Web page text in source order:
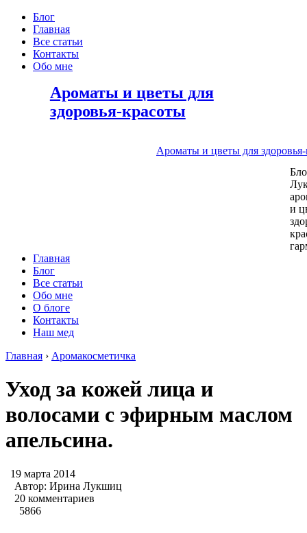
Блог
Главная
Все статьи
Контакты
Обо мне
Ароматы и цветы для
здоровья-красоты
Ароматы и цветы для
и
Главная
Блог
Все статьи
Обо мне
О блоге
Контакты
Наш мед
Главная › Аромакосметичка
Уход за кожей лица и
волосами с эфирным маслом
апельсина.
19 марта 2014
Автор: Ирина Лукшиц
20 комментариев
5866